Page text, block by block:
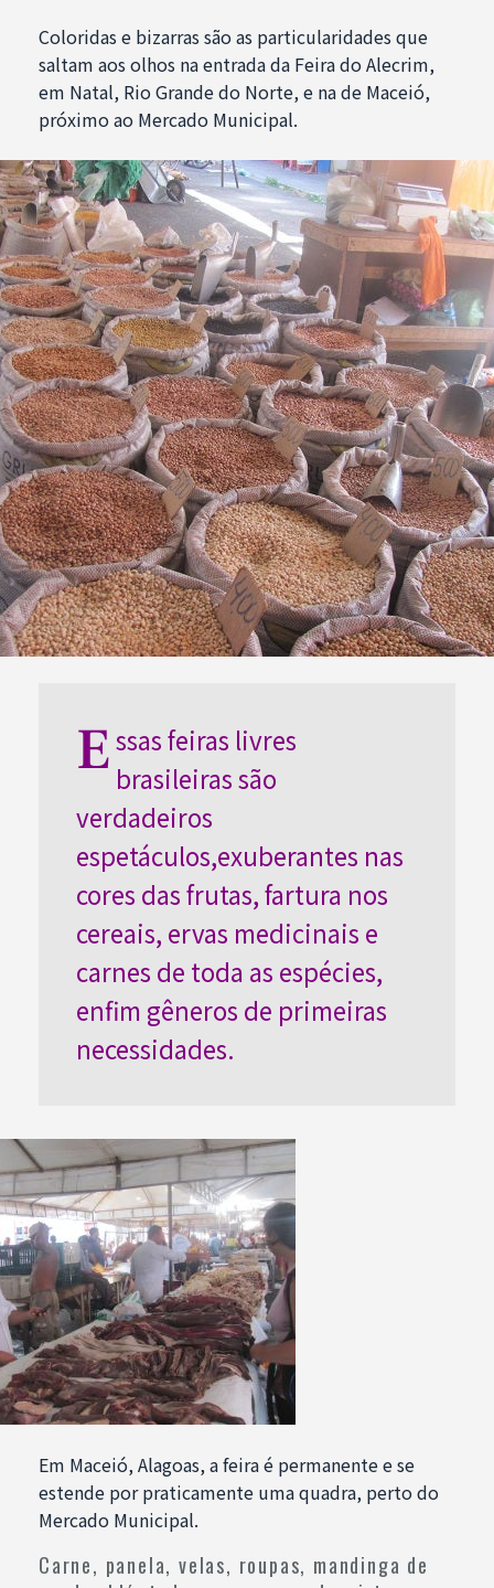
Coloridas e bizarras são as particularidades que
saltam aos olhos na entrada da Feira do Alecrim,
em Natal, Rio Grande do Norte, e na de Maceió,
próximo ao Mercado Municipal.
Essas feiras livres
brasileiras são
verdadeiros
espetáculos,exuberantes nas
cores das frutas, fartura nos
cereais, ervas medicinais e
carnes de toda as espécies,
enfim gêneros de primeiras
necessidades.
Em Maceió, Alagoas, a feira é permanente e se
estende por praticamente uma quadra, perto do
Mercado Municipal.
Carne, panela, velas, roupas, mandinga de